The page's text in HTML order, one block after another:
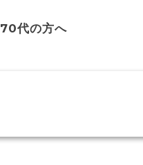
70代の方へ